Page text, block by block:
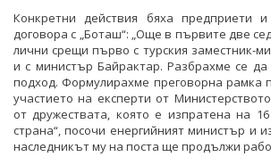
Конкретни действия бяха предприети
договора с „Боташ“: „Още в първите две
лични срещи първо с турския заместник-
и с министър Байрактар. Разбрахме се да
подход. Формулирахме преговорна рамка
участието на експерти от
от дружествата, която е изпратена на
страна“, посочи енергийният министър и
наследникът му на поста ще продължи